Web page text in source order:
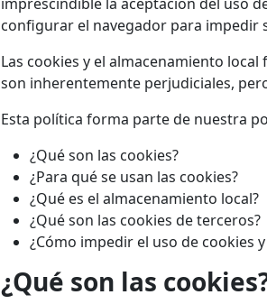
configurar el navegador para impedir
Las cookies y el almacenamiento
son inherentemente perjudiciales,
Esta política forma parte de nuestra
¿Qué son las cookies?
¿Para qué se usan las cookies?
¿Qué es el almacenamiento local?
¿Qué son las cookies de terceros?
¿Cómo impedir el uso de cookies
¿Qué son las